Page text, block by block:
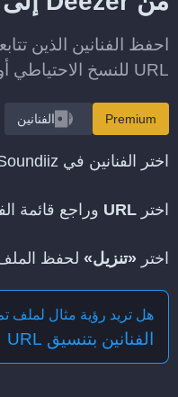
URL للنسخ الاحتياطي أو النقل في وقت لاحق.
Premium الفنانين
اختر الفنانين في Soundiiz، ثم اختر
اختر URL وراجع قائمة
اختر «تنزيل» لحفظ
هل تريد رؤية مثال لملف
الفنانين بتنسيق URL